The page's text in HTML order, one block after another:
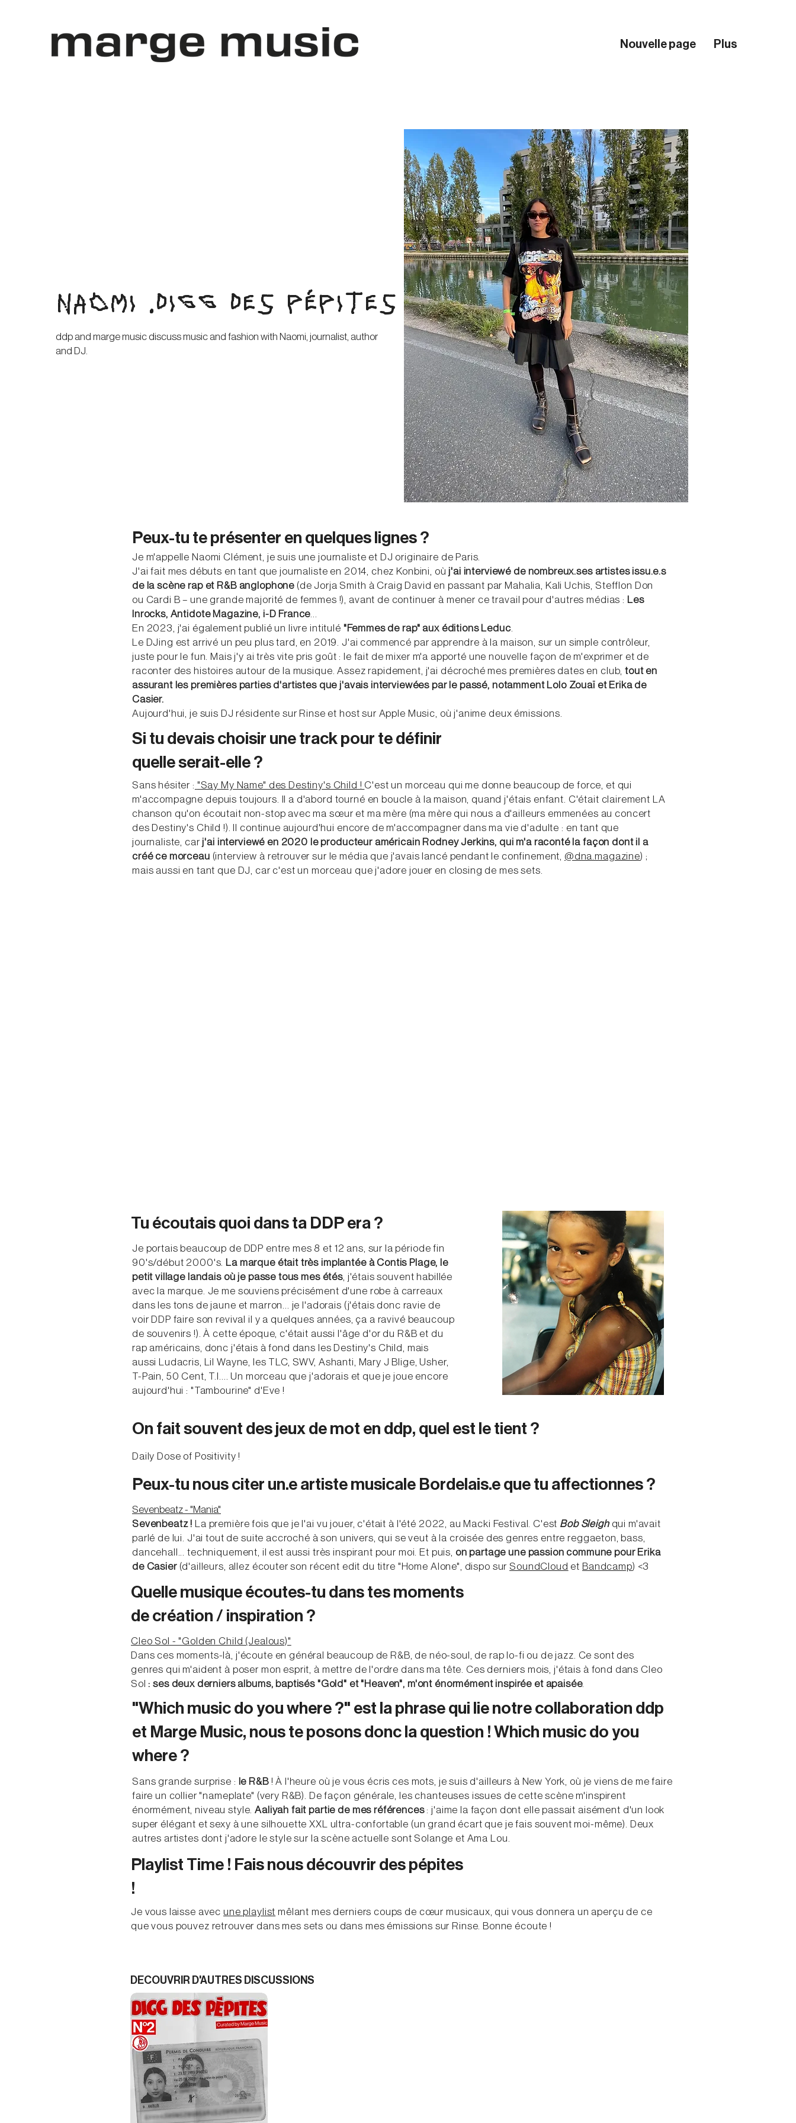
Nouvelle page Plus
NAOMI .DIGG DES PÉPITES
ddp and marge music discuss music and fashion with Naomi, journalist, author
and DJ.
Peux-tu te présenter en quelques lignes ?
Je m'appelle Naomi Clément, je suis une journaliste et DJ originaire de Paris.
J'ai fait mes débuts en tant que journaliste en 2014, chez Konbini, où j'ai interviewé de nombreux.ses artistes issu.e.s
de la scène rap et R&B anglophone (de Jorja Smith à Craig David en passant par Mahalia, Kali Uchis, Stefflon Don
ou Cardi B – une grande majorité de femmes !), avant de continuer à mener ce travail pour d'autres médias : Les
Inrocks, Antidote Magazine, i-D France
En 2023, j'ai également publié un livre intitulé "Femmes de rap" aux éditions Leduc
Le DJing est arrivé un peu plus tard, en 2019. J'ai commencé par apprendre à la maison, sur un simple contrôleur,
juste pour le fun. Mais j'y ai très vite pris goût : le fait de mixer m'a apporté une nouvelle façon de m'exprimer et de
raconter des histoires autour de la musique. Assez rapidement, j'ai décroché mes premières dates en club,tout en
assurant les premières parties d'artistes que j'avais interviewées par le passé, notamment Lolo Zouaï et Erika de
Casier.
Aujourd'hui, je suis DJ résidente sur Rinse et host sur Apple Music, où j'anime deux émissions.
Si tu devais choisir une track pour te définir
quelle serait-elle ?
Sans hésiter : "Say My Name" des Destiny's Child ! C'est un morceau qui me donne beaucoup de force, et qui
m'accompagne depuis toujours. Il a d'abord tourné en boucle à la maison, quand j'étais enfant. C'était clairement LA
chanson qu'on écoutait non-stop avec ma sœur et ma mère (ma mère qui nous a d'ailleurs emmenées au concert
des Destiny's Child !). Il continue aujourd'hui encore de m'accompagner dans ma vie d'adulte : en tant que
journaliste, carj'ai interviewé en 2020 le producteur américain Rodney Jerkins, qui m'a raconté la façon dont il a
créé ce morceau (interview à retrouver sur le média que j'avais lancé pendant le confinement, @dna.magazine) ;
mais aussi en tant que DJ, car c'est un morceau que j'adore jouer en closing de mes sets.
Tu écoutais quoi dans ta DDP era ?
Je portais beaucoup de DDP entre mes 8 et 12 ans, sur la période fin
90's/début 2000's. La marque était très implantée à Contis Plage, le
petit village landais où je passe tous mes étés, j'étais souvent habillée
avec la marque. Je me souviens précisément d'une robe à carreaux
dans les tons de jaune et marron... je l'adorais (j'étais donc ravie de
voir DDP faire son revival il y a quelques années, ça a ravivé beaucoup
de souvenirs !). À cette époque, c'était aussi l'âge d'or du R&B et du
rap américains, donc j'étais à fond dans les Destiny's Child, mais
aussi Ludacris, Lil Wayne, les TLC, SWV, Ashanti, Mary J Blige, Usher,
T-Pain, 50 Cent, T.I.... Un morceau que j'adorais et que je joue encore
aujourd'hui : "Tambourine" d'Eve !
On fait souvent des jeux de mot en ddp, quel est le tient ?
Daily Dose of Positivity !
Peux-tu nous citer un.e artiste musicale Bordelais.e que tu affectionnes ?
Sevenbeatz - "Mania"
Sevenbeatz! La première fois que je l'ai vu jouer, c'était à l'été 2022, au Macki Festival. C'est Bob Sleighqui m'avait
parlé de lui. J'ai tout de suite accroché à son univers, qui se veut à la croisée des genres entre reggaeton, bass,
dancehall... techniquement, il est aussi très inspirant pour moi. Et puis, on partage une passion commune pour Erika
de Casier(d'ailleurs, allez écouter son récent edit du titre "Home Alone", dispo sur SoundCloud et Bandcamp) <3
Quelle musique écoutes-tu dans tes moments
de création / inspiration ?
Cleo Sol - "Golden Child (Jealous)"
Dans ces moments-là, j'écoute en général beaucoup de R&B, de néo-soul, de rap lo-fi ou de jazz. Ce sont des
genres qui m'aident à poser mon esprit, à mettre de l'ordre dans ma tête. Ces derniers mois, j'étais à fond dans Cleo
Sol : ses deux derniers albums, baptisés "Gold" et "Heaven", m'ont énormément inspirée et apaisée.
"Which music do you where ?" est la phrase qui lie notre collaboration ddp
et Marge Music, nous te posons donc la question ! Which music do you
where ?
Sans grande surprise : le R&B! À l'heure où je vous écris ces mots, je suis d'ailleurs à New York, où je viens de me faire
faire un collier "nameplate" (very R&B). De façon générale, les chanteuses issues de cette scène m'inspirent
énormément, niveau style.Aaliyah fait partie de mes références: j'aime la façon dont elle passait aisément d'un look
super élégant et sexy à une silhouette XXL ultra-confortable (un grand écart que je fais souvent moi-même). Deux
autres artistes dont j'adore le style sur la scène actuelle sont Solange et Ama Lou.
Playlist Time ! Fais nous découvrir des pépites
!
Je vous laisse avec une playlist mêlant mes derniers coups de cœur musicaux, qui vous donnera un aperçu de ce
que vous pouvez retrouver dans mes sets ou dans mes émissions sur Rinse. Bonne écoute !
DECOUVRIR D'AUTRES DISCUSSIONS